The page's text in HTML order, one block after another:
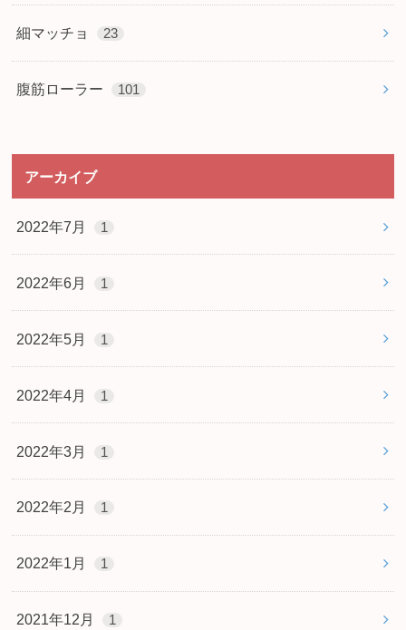
細マッチョ 23
腹筋ローラー 101
アーカイブ
2022年7月 1
2022年6月 1
2022年5月 1
2022年4月 1
2022年3月 1
2022年2月 1
2022年1月 1
2021年12月 1